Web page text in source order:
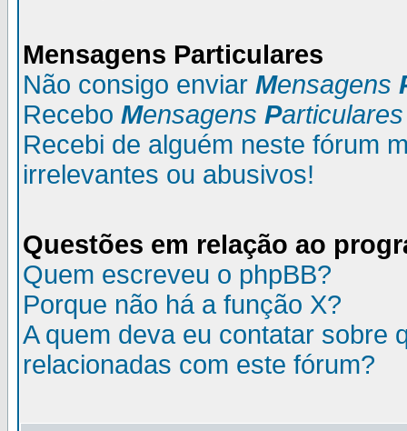
Mensagens Particulares
Não consigo enviar Mensagens
Recebo Mensagens Particulares
Recebi de alguém neste fórum
irrelevantes ou abusivos!
Questões em relação ao
Quem escreveu o phpBB?
Porque não há a função X?
A quem deva eu contatar sobre
relacionadas com este fórum?